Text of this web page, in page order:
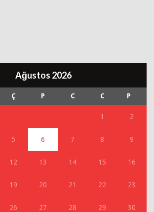
Ağustos 2026
Ç P C C P
1 2
5 6 7 8 9
12 13 14 15 16
19 20 21 22 23
26 27 28 29 30